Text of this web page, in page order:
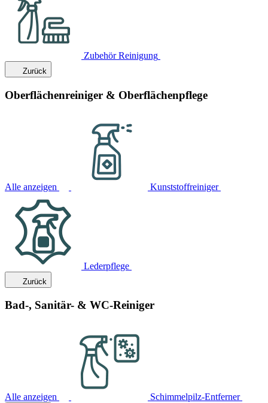
Zubehör Reinigung
Zurück
Oberflächenreiniger & Oberflächenpflege
Alle anzeigen Kunststoffreiniger
Lederpflege
Zurück
Bad-, Sanitär- & WC-Reiniger
Alle anzeigen Schimmelpilz-Entferner